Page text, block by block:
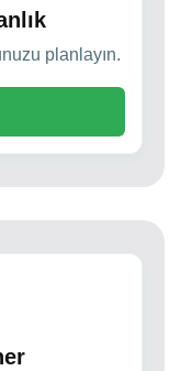
planlayın.